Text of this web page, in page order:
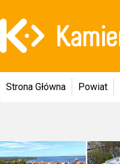
Strona Główna Powiat